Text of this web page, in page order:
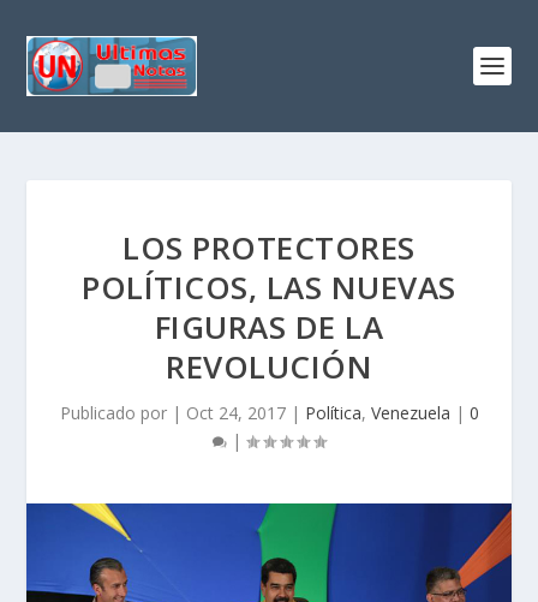
LOS PROTECTORES
POLÍTICOS, LAS NUEVAS
FIGURAS DE LA
REVOLUCIÓN
Publicado por | Oct 24, 2017| Política, Venezuela | 0
|